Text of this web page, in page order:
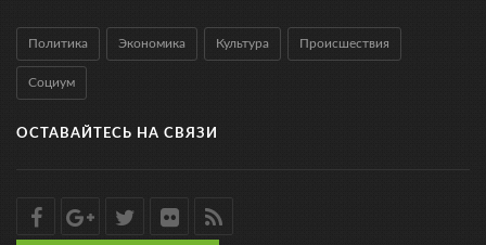
Политика Экономика Культура Происшествия
Социум
ОСТАВАЙТЕСЬ НА СВЯЗИ